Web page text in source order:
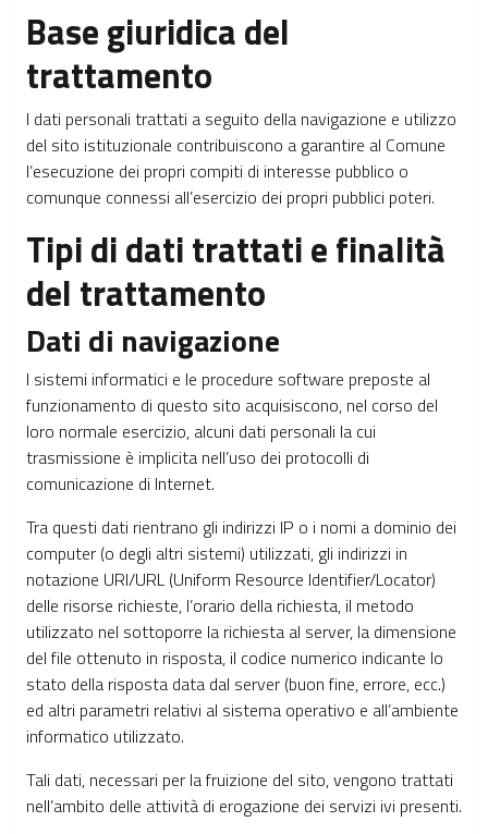
Base giuridica del
trattamento
I dati personali trattati a seguito della navigazione e utilizzo
del sito istituzionale contribuiscono a garantire al Comune
l’esecuzione dei propri compiti di interesse pubblico o
comunque connessi all’esercizio dei propri pubblici poteri.
Tipi di dati trattati e finalità
del trattamento
Dati di navigazione
I sistemi informatici e le procedure software preposte al
funzionamento di questo sito acquisiscono, nel corso del
loro normale esercizio, alcuni dati personali la cui
trasmissione è implicita nell’uso dei protocolli di
comunicazione di Internet.
Tra questi dati rientrano gli indirizzi IP o i nomi a dominio dei
computer (o degli altri sistemi) utilizzati, gli indirizzi in
notazione URI/URL (Uniform Resource Identifier/Locator)
delle risorse richieste, l’orario della richiesta, il metodo
utilizzato nel sottoporre la richiesta al server, la dimensione
del file ottenuto in risposta, il codice numerico indicante lo
stato della risposta data dal server (buon fine, errore, ecc.)
ed altri parametri relativi al sistema operativo e all’ambiente
informatico utilizzato.
Tali dati, necessari per la fruizione del sito, vengono trattati
nell’ambito delle attività di erogazione dei servizi ivi presenti.